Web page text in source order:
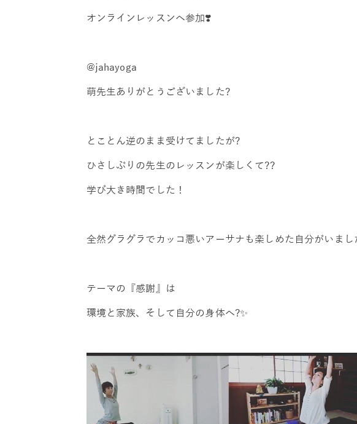
オンラインレッスンへ参加❣️
@jahayoga
萌先生ありがとうございました?
とことん逆のまま受けてましたが?
ひさしぶりの先生のレッスンが楽しくて??
学び大き時間でした！
全然グラグラでカッコ悪いアーサナも楽しめた自分がいまし
テーマの『感謝』は
環境と家族、そして自分の身体へ?✨